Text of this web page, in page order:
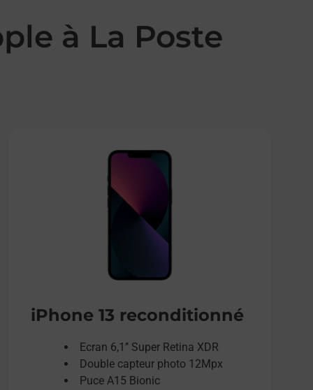
à La Poste
iPhone 13 reconditionné
Ecran 6,1’’ Super Retina XDR
Double capteur photo 12Mpx
Puce A15 Bionic